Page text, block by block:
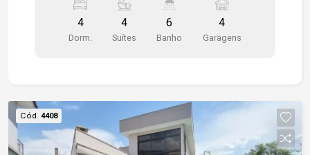
esculpida, dispensa, piscina com hidro, 4 suítes
sendo uma master com banheira, piso 3d, nicho e
espaço para closet, 2 vagas de garagem coberta
4
Dorm.
4
Suítes
6
Banho
4
Garagens
Cód. 4408